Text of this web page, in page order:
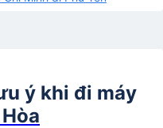
ý khi đi máy